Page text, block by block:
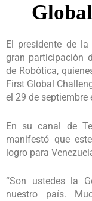
El presidente de
gran participación
de Robótica,
First Global
el 29 de septiembre
En su canal de
manifestó que
logro para
“Son ustedes la
nuestro país.